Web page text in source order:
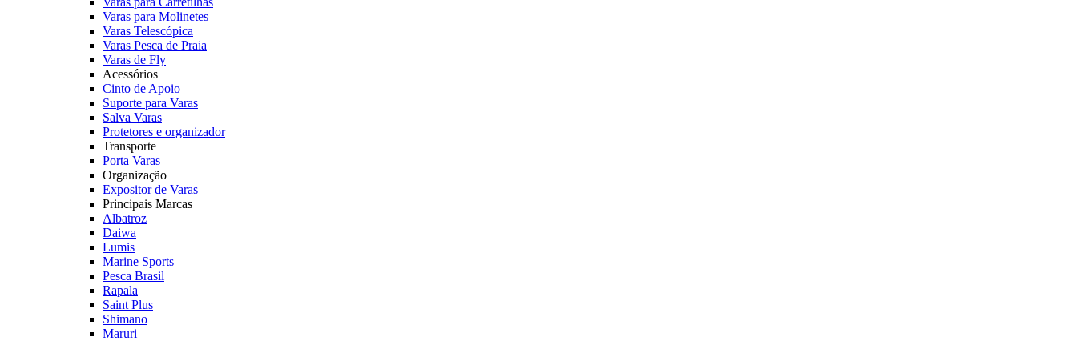
Varas para Molinetes
Varas Telescópica
Varas Pesca de Praia
Varas de Fly
Acessórios
Cinto de Apoio
Suporte para Varas
Salva Varas
Protetores e organizador
Transporte
Porta Varas
Organização
Expositor de Varas
Principais Marcas
Albatroz
Daiwa
Lumis
Marine Sports
Pesca Brasil
Rapala
Saint Plus
Shimano
Maruri